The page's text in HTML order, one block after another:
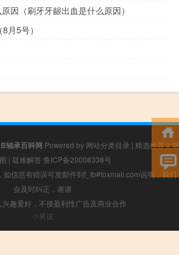
因（刷牙牙龈出血是什么原因）
月5号）
轴承百科网 Powered by 网站分类目录 | 精选推荐文章
| 疑难解答 鲁ICP备20008338号
如信息有错误可发邮件到f_fb#foxmail.com说明，我们
会及时纠正，谢谢
趣爱好，不接盈利性广告及商业合作
小男孩